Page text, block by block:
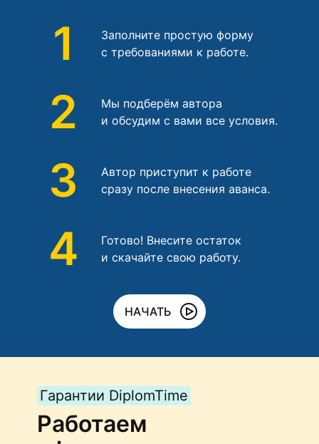
1
Заполните простую форму
с требованиями к работе.
2
Мы подберём автора
и обсудим с вами все условия.
3
Автор приступит к работе
сразу после внесения аванса.
4
Готово! Внесите остаток
и скачайте свою работу.
НАЧАТЬ
Гарантии DiplomTime
Работаем